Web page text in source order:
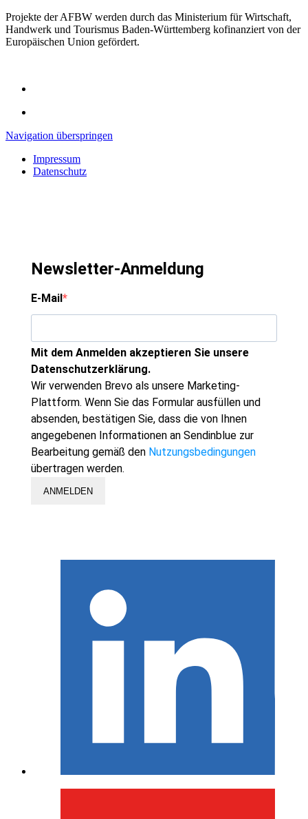
Projekte der AFBW werden durch das Ministerium für Wirtschaft,
Handwerk und Tourismus Baden-Württemberg kofinanziert von der
Europäischen Union gefördert.
Navigation überspringen
Impressum
Datenschutz
Newsletter-Anmeldung
E-Mail
Mit dem Anmelden akzeptieren Sie unsere
Datenschutzerklärung.
Wir verwenden Brevo als unsere Marketing-
Plattform. Wenn Sie das Formular ausfüllen und
absenden, bestätigen Sie, dass die von Ihnen
angegebenen Informationen an Sendinblue zur
Bearbeitung gemäß den Nutzungsbedingungen
übertragen werden.
ANMELDEN